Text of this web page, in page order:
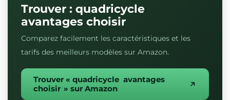
Trouver : quadricycle
avantages choisir
Comparez facilement les caractéristiques et les
tarifs des meilleurs modèles sur Amazon.
Trouver « quadricycle avantages
choisir » sur Amazon